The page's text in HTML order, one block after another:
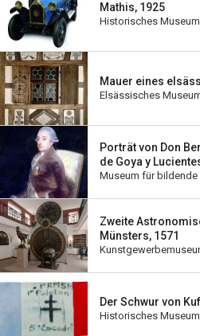
Mathis, 1925
Historisches Museum
Mauer eines
Elsässisches
Porträt von Don
de Goya y
Museum für bildende
Zweite
Münsters, 1571
Der Schwur von
Historisches Museum